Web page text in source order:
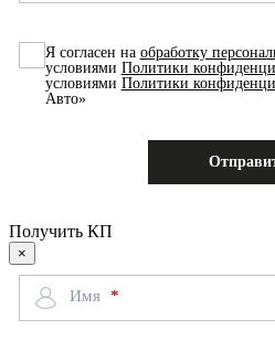
Я согласен на обработку
условиями Политики
условиями Политики
Авто»
Получить КП
×
Имя